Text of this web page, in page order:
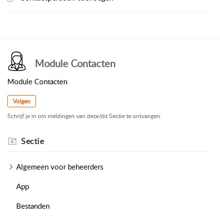
Module Contacten
Module Contacten
Volgen
Schrijf je in om meldingen van deze/dit Sectie te ontvangen.
Sectie
Algemeen voor beheerders
App
Bestanden